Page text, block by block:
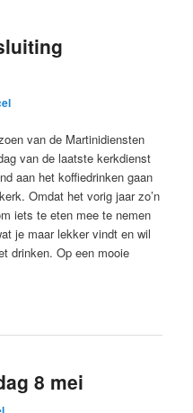
van de Martinidiensten
van de laatste kerkdienst
aan het koffiedrinken gaan
Omdat het vorig jaar zo’n
iets te eten mee te nemen
je maar lekker vindt en wil
drinken. Op een mooie
8 mei